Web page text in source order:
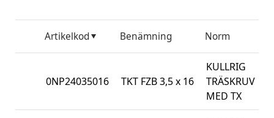
Artikelkod Benämning Norm
0NP24035016 TKT FZB 3,5 x 16
KULLRIG
TRÄSKRUV
MED TX